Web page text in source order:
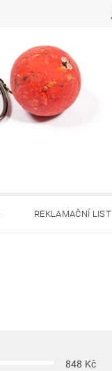
REKLAMAČNÍ LIST
848 Kč